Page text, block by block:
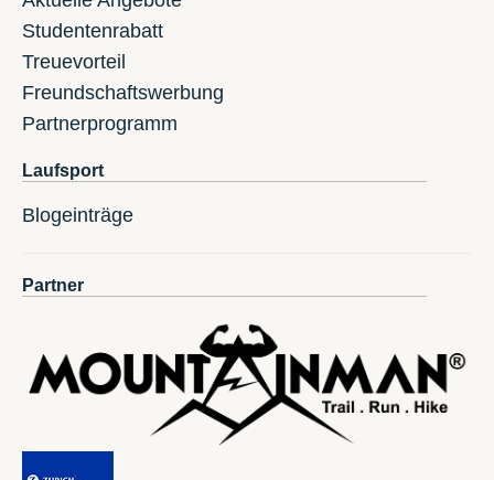
Studentenrabatt
Treuevorteil
Freundschaftswerbung
Partnerprogramm
Laufsport
Blogeinträge
Partner